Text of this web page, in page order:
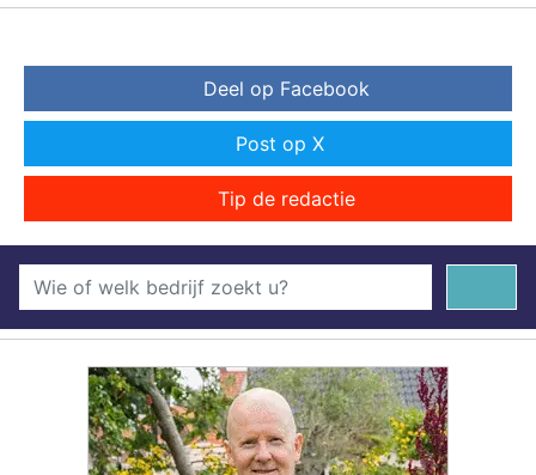
Deel op Facebook
Post op X
Tip de redactie